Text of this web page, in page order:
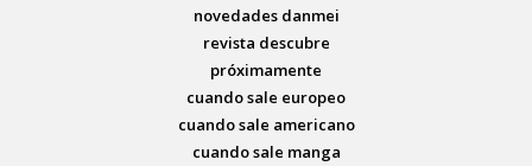
novedades danmei
revista descubre
próximamente
cuando sale europeo
cuando sale americano
cuando sale manga